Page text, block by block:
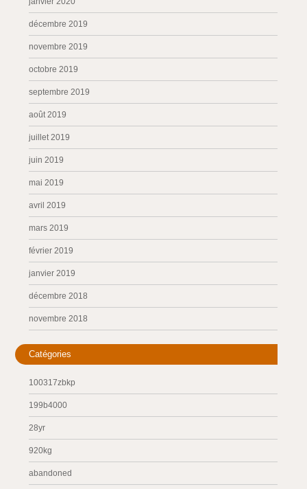
décembre 2019
novembre 2019
octobre 2019
septembre 2019
août 2019
juillet 2019
juin 2019
mai 2019
avril 2019
mars 2019
février 2019
janvier 2019
décembre 2018
novembre 2018
Catégories
100317zbkp
199b4000
28yr
920kg
abandoned